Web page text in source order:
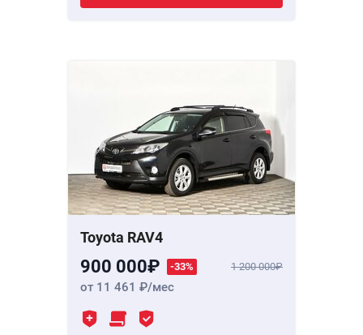
Toyota RAV4
900 000 -33% 1 200 000
от 11 461 /мес